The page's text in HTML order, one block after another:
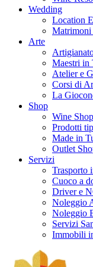
Wedding
Location
Matrimoni
Arte
Maestri in
Atelier e
Corsi di
La
Shop
Wine Shop
Prodotti
Made in
Outlet
Servizi
Trasporto
Cuoco a
Driver e
Noleggio
Noleggio
Servizi
Immobili